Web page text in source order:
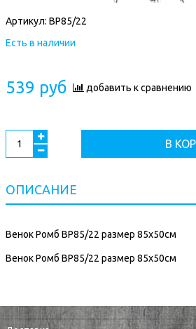
Артикул: ВР85/22
Есть в наличии
539 руб добавить к сравнению
В
ОПИСАНИЕ
Венок Ромб ВР85/22 размер 85х50см
Венок Ромб ВР85/22 размер 85х50см